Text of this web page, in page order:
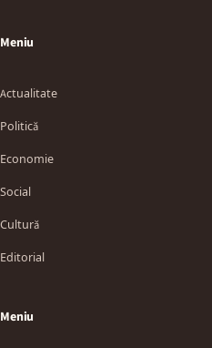
Meniu
Actualitate
Politică
Economie
Social
Cultură
Editorial
Meniu